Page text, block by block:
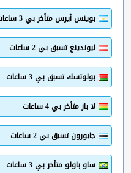
بوينس آيرس متأخر بي 3 ساعات
ليوندينغ تسبق بي 2 ساعات
بولوتسك تسبق بي 3 ساعات
لا باز متأخر بي 4 ساعات
جابورون تسبق بي 2 ساعات
ساو باولو متأخر بي 3 ساعات